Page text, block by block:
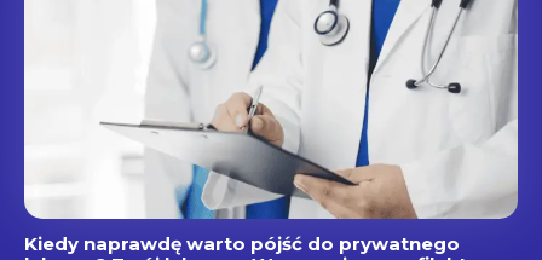
Kiedy naprawdę warto pójść do prywatnego